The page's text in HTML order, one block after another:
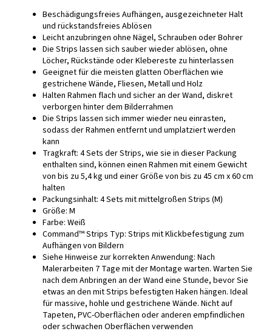
Beschädigungsfreies Aufhängen, ausgezeichneter Halt
und rückstandsfreies Ablösen
Leicht anzubringen ohne Nägel, Schrauben oder Bohrer
Die Strips lassen sich sauber wieder ablösen, ohne
Löcher, Rückstände oder Klebereste zu hinterlassen
Geeignet für die meisten glatten Oberflächen wie
gestrichene Wände, Fliesen, Metall und Holz
Halten Rahmen flach und sicher an der Wand, diskret
verborgen hinter dem Bilderrahmen
Die Strips lassen sich immer wieder neu einrasten,
sodass der Rahmen entfernt und umplatziert werden
kann
Tragkraft: 4 Sets der Strips, wie sie in dieser Packung
enthalten sind, können einen Rahmen mit einem Gewicht
von bis zu 5,4 kg und einer Größe von bis zu 45 cm x 60 cm
halten
Packungsinhalt: 4 Sets mit mittelgroßen Strips (M)
Größe: M
Farbe: Weiß
Command™ Strips Typ: Strips mit Klickbefestigung zum
Aufhängen von Bildern
Siehe Hinweise zur korrekten Anwendung: Nach
Malerarbeiten 7 Tage mit der Montage warten. Warten Sie
nach dem Anbringen an der Wand eine Stunde, bevor Sie
etwas an den mit Strips befestigten Haken hängen. Ideal
für massive, hohle und gestrichene Wände. Nicht auf
Tapeten, PVC-Oberflächen oder anderen empfindlichen
oder schwachen Oberflächen verwenden